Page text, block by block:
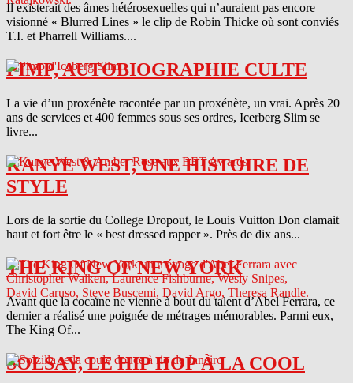
Il existerait des âmes hétérosexuelles qui n’auraient pas encore
visionné « Blurred Lines » le clip de Robin Thicke où sont conviés
T.I. et Pharrell Williams....
PIMP, AUTOBIOGRAPHIE CULTE
La vie d’un proxénète racontée par un proxénète, un vrai. Après 20
ans de services et 400 femmes sous ses ordres, Icerberg Slim se
livre...
KANYE WEST, UNE HISTOIRE DE
STYLE
Lors de la sortie du College Dropout, le Louis Vuitton Don clamait
haut et fort être le « best dressed rapper ». Près de dix ans...
THE KING OF NEW YORK
Avant que la cocaïne ne vienne à bout du talent d’Abel Ferrara, ce
dernier a réalisé une poignée de métrages mémorables. Parmi eux,
The King Of...
SOLSAY, LE HIP HOP À LA COOL